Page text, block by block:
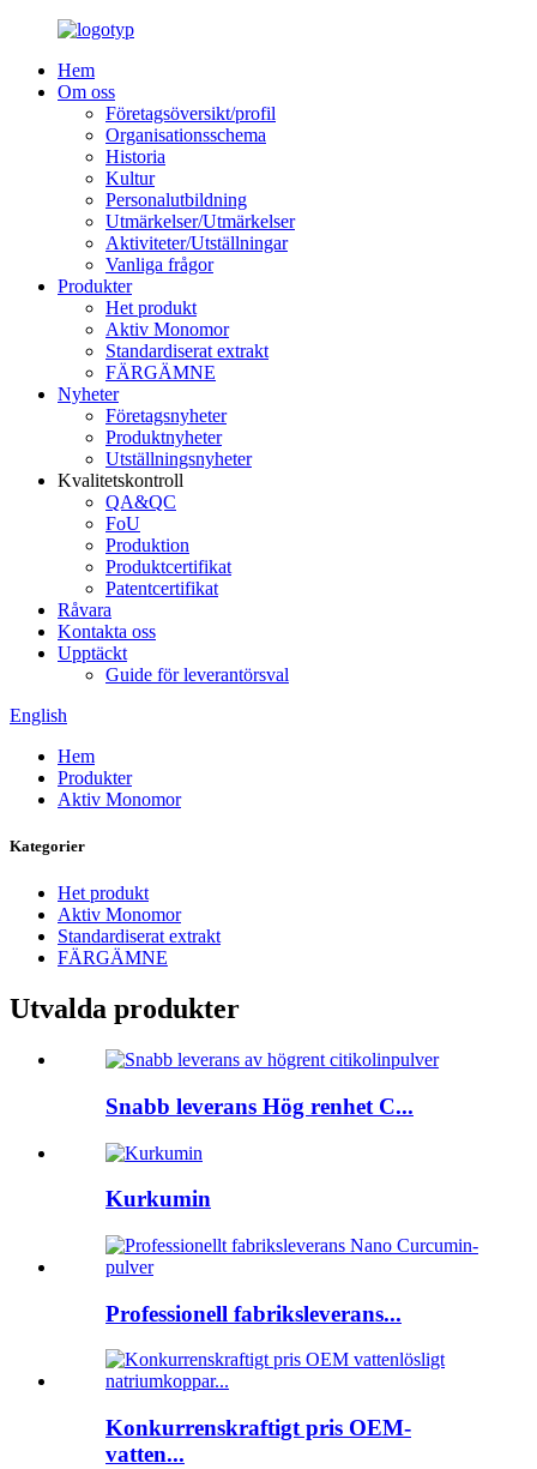
Hem
Om oss
Företagsöversikt/profil
Organisationsschema
Historia
Kultur
Personalutbildning
Utmärkelser/Utmärkelser
Aktiviteter/Utställningar
Vanliga frågor
Produkter
Het produkt
Aktiv Monomor
Standardiserat extrakt
FÄRGÄMNE
Nyheter
Företagsnyheter
Produktnyheter
Utställningsnyheter
Kvalitetskontroll
QA&QC
FoU
Produktion
Produktcertifikat
Patentcertifikat
Råvara
Kontakta oss
Upptäckt
Guide för leverantörsval
English
Hem
Produkter
Aktiv Monomor
Kategorier
Het produkt
Aktiv Monomor
Standardiserat extrakt
FÄRGÄMNE
Utvalda produkter
Snabb leverans Hög renhet C...
Kurkumin
Professionell fabriksleverans...
Konkurrenskraftigt pris OEM-
vatten...